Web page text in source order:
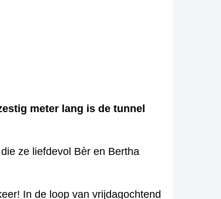
meter lang is de tunnel
ze liefdevol Bèr en Bertha
In de loop van vrijdagochtend